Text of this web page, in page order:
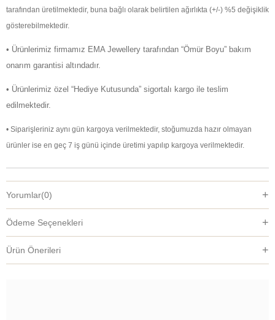
tarafından üretilmektedir, buna bağlı olarak belirtilen ağırlıkta (+/-) %5 değişiklik
gösterebilmektedir.
• Ürünlerimiz firmamız EMA Jewellery tarafından “Ömür Boyu” bakım
onarım garantisi altındadır.
• Ürünlerimiz özel “Hediye Kutusunda” sigortalı kargo ile teslim
edilmektedir.
• Siparişleriniz aynı gün kargoya verilmektedir, stoğumuzda hazır olmayan
ürünler ise en geç 7 iş günü içinde üretimi yapılıp kargoya verilmektedir.
Yorumlar(0)
Ödeme Seçenekleri
Ürün Önerileri